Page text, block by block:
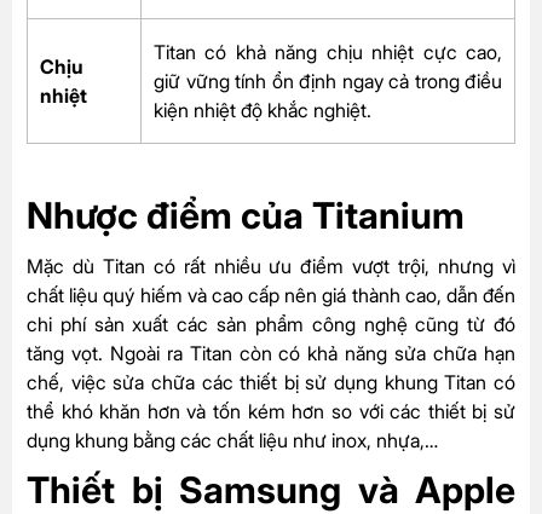
Chịu
nhiệt
Titan có khả năng chịu nhiệt cực cao,
giữ vững tính ổn định ngay cả trong điều
kiện nhiệt độ khắc nghiệt.
Nhược điểm của Titanium
Mặc dù Titan có rất nhiều ưu điểm vượt trội, nhưng vì
chất liệu quý hiếm và cao cấp nên giá thành cao, dẫn đến
chi phí sản xuất các sản phẩm công nghệ cũng từ đó
tăng vọt. Ngoài ra Titan còn có khả năng sửa chữa hạn
chế, việc sửa chữa các thiết bị sử dụng khung Titan có
thể khó khăn hơn và tốn kém hơn so với các thiết bị sử
dụng khung bằng các chất liệu như inox, nhựa,…
Thiết bị Samsung và Apple